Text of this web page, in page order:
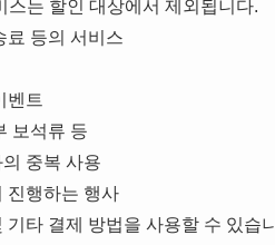
스는 할인 대상에서 제외됩니
등의 서비스
벤트
보석류 등
중복 사용
행하는 행사
타 결제 방법을 사용할 수 있습